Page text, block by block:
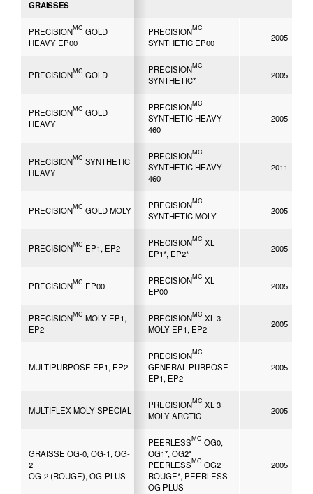
GRAISSES
PRECISIONMC GOLD
HEAVY EP00
PRECISIONMC
SYNTHETIC EP00 2005
PRECISIONMC GOLD PRECISIONMC
SYNTHETIC* 2005
PRECISIONMC GOLD
HEAVY
PRECISIONMC
SYNTHETIC HEAVY
460
2005
PRECISIONMC SYNTHETIC
HEAVY
PRECISIONMC
SYNTHETIC HEAVY
460
2011
PRECISIONMC GOLD MOLY PRECISIONMC
SYNTHETIC MOLY 2005
PRECISIONMC EP1, EP2 PRECISIONMC XL
EP1*, EP2*
2005
PRECISIONMC EP00 PRECISIONMC XL
EP00
2005
PRECISIONMC MOLY EP1,
EP2
PRECISIONMC XL 3
MOLY EP1, EP2
2005
MULTIPURPOSE EP1, EP2
PRECISIONMC
GENERAL PURPOSE
EP1, EP2
2005
MULTIFLEX MOLY SPECIAL PRECISIONMC XL 3
MOLY ARCTIC
2005
GRAISSE OG-0, OG-1, OG-
2
OG-2 (ROUGE), OG-PLUS
PEERLESSMC OG0,
OG1*, OG2*
PEERLESSMC OG2
ROUGE*, PEERLESS
OG PLUS
2005